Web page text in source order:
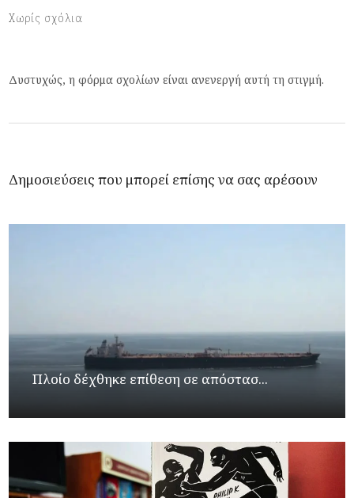
Χωρίς σχόλια
Δυστυχώς, η φόρμα σχολίων είναι ανενεργή αυτή τη στιγμή.
Δημοσιεύσεις που μπορεί επίσης να σας αρέσουν
Πλοίο δέχθηκε επίθεση σε απόστασ...